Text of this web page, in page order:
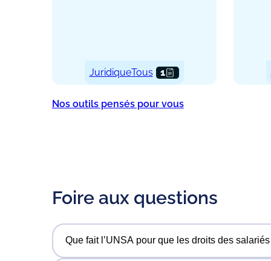
JuridiqueTous 1
Nos outils pensés pour vous
Foire aux questions
Que fait l’UNSA pour que les droits des